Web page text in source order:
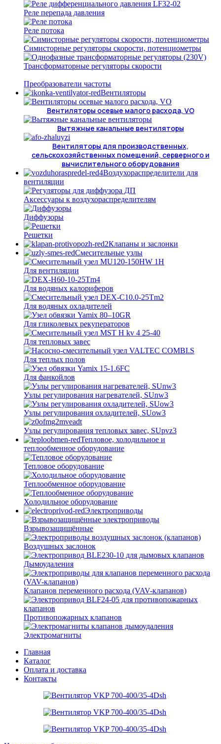
Реле перепада давления
Реле потока
Симисторные регуляторы скорости, потенциометры
Трансформаторные регуляторы скорости
Преобразователи частоты
Вентиляторы
Вентиляторы осевые малого расхода, VO
Вытяжные канальные вентиляторы
Вентиляторы для производственных,
сельскохозяйственных помещений, серверного и
вычислительного оборудования
Воздухораспределители для
вентиляции
Аксессуары к воздухораспределителям
Диффузоры
Решетки
Клапаны и заслонки
Смесительные узлы
Для вентиляции
Для водяных калориферов
Для водяных охладителей
Для гликолевых рекуператоров
Для тепловых завес
Для теплых полов
Для фанкойлов
Узлы регулирования нагревателей, SUnw3
Узлы регулирования охладителей, SUow3
Узлы регулирования тепловых завес, SUpvz3
Тепловое, холодильное и
теплообменное оборудование
Тепловое оборудование
Теплообменное оборудование
Холодильное оборудование
Электроприводы
Взрывозащищённые
Воздушных заслонок
Дымоудаления
Клапанов переменного расхода (VAV-клапанов)
Противопожарных клапанов
Электромагниты
Главная
Каталог
Оплата и доставка
Контакты